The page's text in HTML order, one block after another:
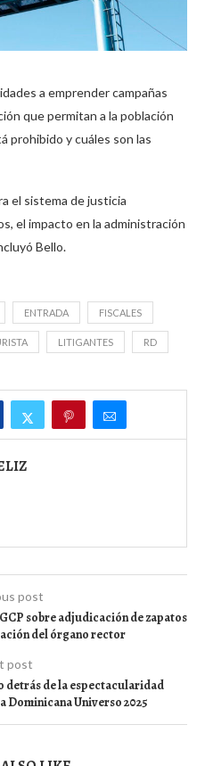
a emprender campañas
que permitan a la población
prohibido y cuáles son las
el sistema de justicia
el impacto en la administración
Bello.
ENTRADA FISCALES
LITIGANTES RD
post
sobre adjudicación de zapatos
del órgano rector
post
detrás de la espectacularidad
Dominicana Universo 2025